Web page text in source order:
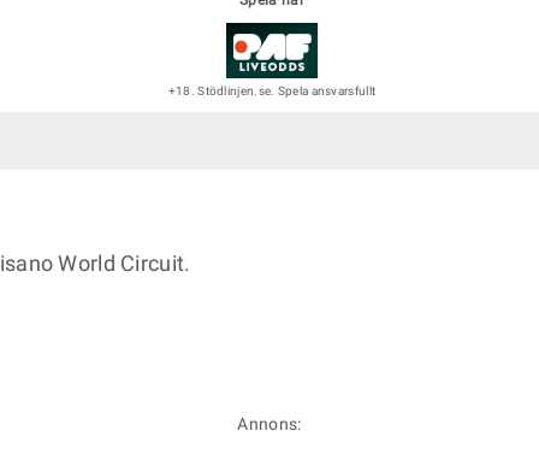
+18. Stödlinjen.se. Spela ansvarsfullt
World Circuit.
Annons: